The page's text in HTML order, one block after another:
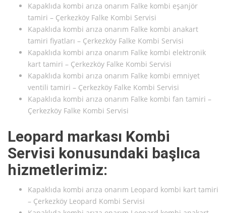
Kapaklıda kombi arıza onarım Falke kombi eşanjör
tamiri – Çerkezköy Falke Kombi Servisi
Kapaklıda kombi arıza onarım Falke kombi anakart
tamiri fiyatları – Çerkezköy Falke Kombi Servisi
Kapaklıda kombi arıza onarım Falke kombi elektronik
kart tamiri – Çerkezköy Falke Kombi Servisi
Kapaklıda kombi arıza onarım Falke kombi emniyet
ventili tamiri – Çerkezköy Falke Kombi Servisi
Kapaklıda kombi arıza onarım Falke kombi fan tamiri –
Çerkezköy Falke Kombi Servisi
Leopard markası Kombi
Servisi konusundaki başlıca
hizmetlerimiz:
Kapaklıda kombi arıza onarım Leopard kombi kart tamiri
– Çerkezköy Leopard Kombi Servisi